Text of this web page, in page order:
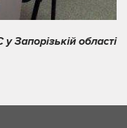
Запорізькій області